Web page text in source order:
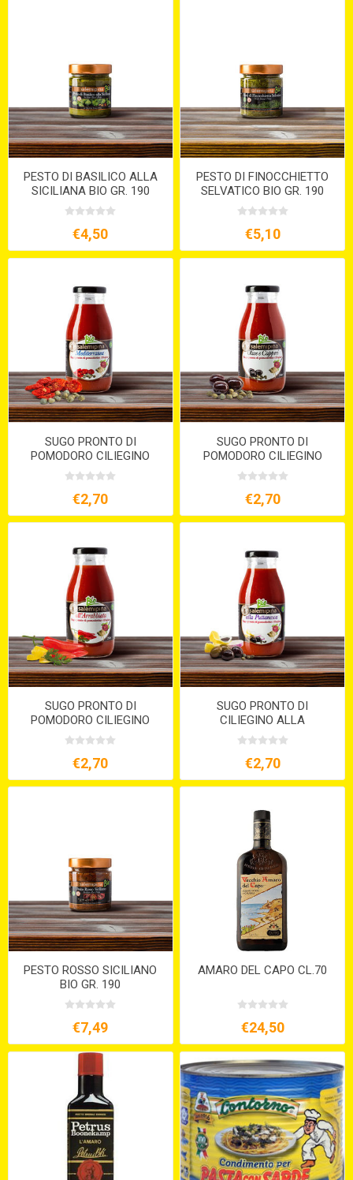
PESTO DI BASILICO ALLA
SICILIANA BIO GR. 190
€4,50
PESTO DI FINOCCHIETTO
SELVATICO BIO GR. 190
€5,10
SUGO PRONTO DI
POMODORO CILIEGINO
ALLA MEDITERRANEA BIO
ML. 250
€2,70
SUGO PRONTO DI
POMODORO CILIEGINO
ALLE OLIVE E CAPPERI BIO
ML. 250
€2,70
SUGO PRONTO DI
POMODORO CILIEGINO
ALL'ARRABBIATA BIO ML.
250
€2,70
SUGO PRONTO DI
CILIEGINO ALLA
PUTTANESCA ML.250 BIO
€2,70
PESTO ROSSO SICILIANO
BIO GR. 190
€7,49
AMARO DEL CAPO CL.70
€24,50